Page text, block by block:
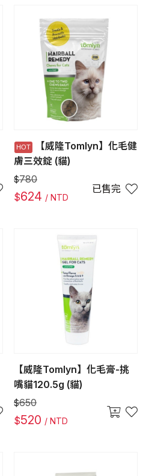
【威隆Tomlyn】化毛健
膚三效錠 (貓)
$780
$624 / NTD
已售完
【威隆Tomlyn】化毛膏-挑
嘴貓120.5g (貓)
$650
$520 / NTD